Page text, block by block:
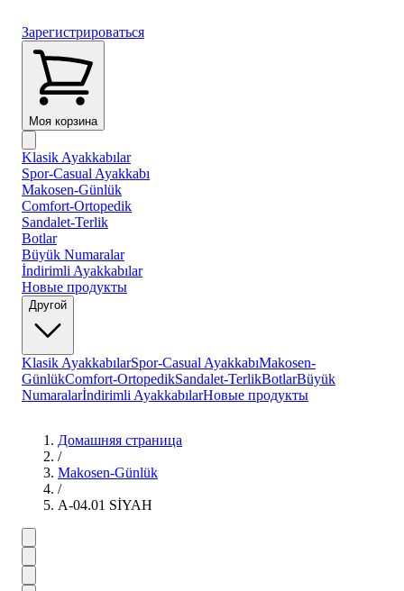
Зарегистрироваться
Моя корзина
Klasik Ayakkabılar
Spor-Casual Ayakkabı
Makosen-Günlük
Comfort-Ortopedik
Sandalet-Terlik
Botlar
Büyük Numaralar
İndirimli Ayakkabılar
Новые продукты
Другой
Klasik AyakkabılarSpor-Casual AyakkabıMakosen-
GünlükComfort-OrtopedikSandalet-TerlikBotlarBüyük
Numaralarİndirimli AyakkabılarНовые продукты
Домашняя страница
/
Makosen-Günlük
/
A-04.01 SİYAH